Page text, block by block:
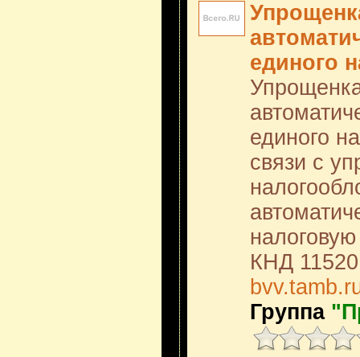
единого
единого
связи с
КНД
Группа